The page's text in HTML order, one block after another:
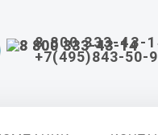
8 800 333-43-
+7(495)843-50-